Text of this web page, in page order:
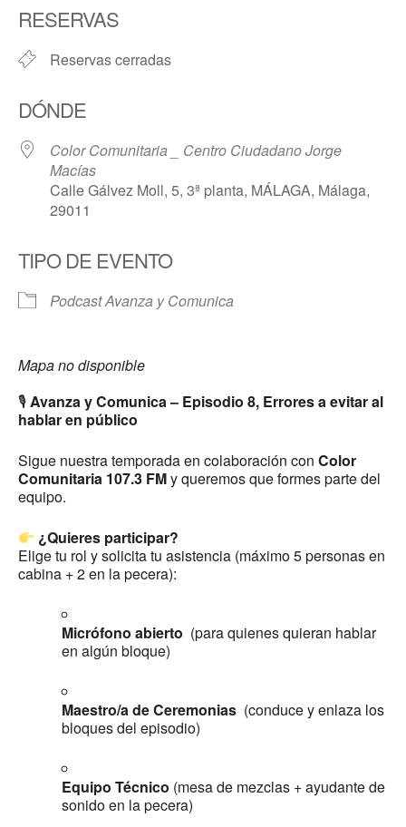
RESERVAS
Reservas cerradas
DÓNDE
Color Comunitaria _ Centro Ciudadano Jorge
Macías
Calle Gálvez Moll, 5, 3ª planta, MÁLAGA, Málaga,
29011
TIPO DE EVENTO
Podcast Avanza y Comunica
Mapa no disponible
🎙Avanza y Comunica – Episodio 8, Errores a evitar al
hablar en público
Sigue nuestra temporada en colaboración con Color
Comunitaria 107.3 FMy queremos que formes parte del
equipo.
¿Quieres participar?
Elige tu rol y solicita tu asistencia (máximo 5 personas en
cabina + 2 en la pecera):
Micrófono abierto (para quienes quieran hablar
en algún bloque)
Maestro/a de Ceremonias (conduce y enlaza los
bloques del episodio)
Equipo Técnico (mesa de mezclas + ayudante de
sonido en la pecera)